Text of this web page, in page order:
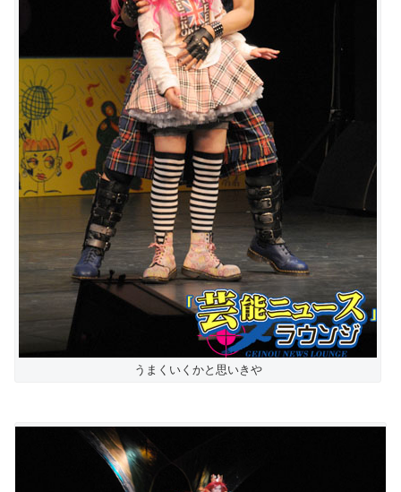
うまくいくかと思いきや